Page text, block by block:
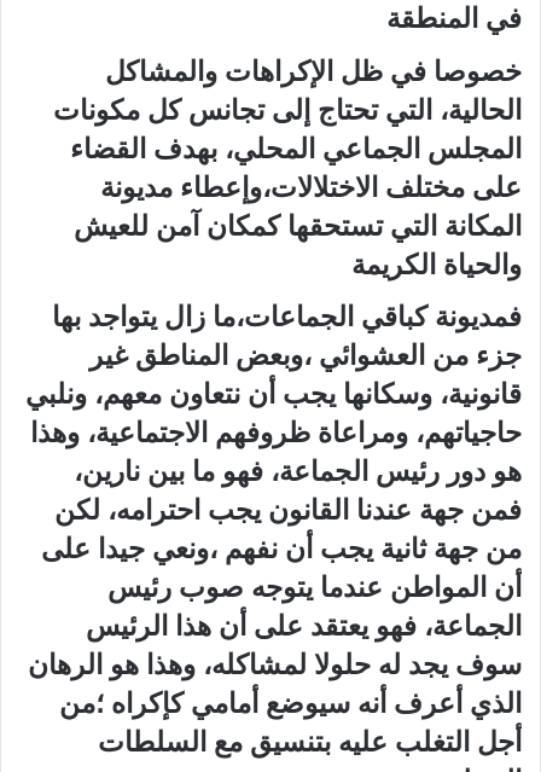
في المنطقة
خصوصا في ظل الإكراهات والمشاكل
الحالية، التي تحتاج إلى تجانس كل مكونات
المجلس الجماعي المحلي، بهدف القضاء
على مختلف الاختلالات،وإعطاء مديونة
المكانة التي تستحقها كمكان آمن للعيش
والحياة الكريمة
فمديونة كباقي الجماعات،ما زال يتواجد بها
جزء من العشوائي ،وبعض المناطق غير
قانونية، وسكانها يجب أن نتعاون معهم، ونلبي
حاجياتهم، ومراعاة ظروفهم الاجتماعية، وهذا
هو دور رئيس الجماعة، فهو ما بين نارين،
فمن جهة عندنا القانون يجب احترامه، لكن
من جهة ثانية يجب أن نفهم ،ونعي جيدا على
أن المواطن عندما يتوجه صوب رئيس
الجماعة، فهو يعتقد على أن هذا الرئيس
سوف يجد له حلولا لمشاكله، وهذا هو الرهان
الذي أعرف أنه سيوضع أمامي كإكراه ؛من
أجل التغلب عليه بتنسيق مع السلطات